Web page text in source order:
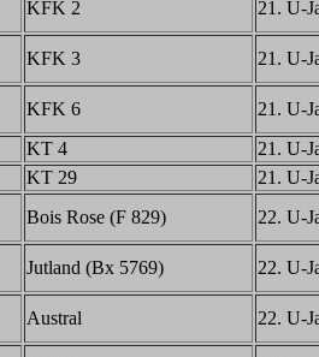
KFK 2 21. U-
KFK 3 21. U-
KFK 6
21. U-
KT 4
21. U-
KT 29
21. U-
Bois Rose (F 829) 22. U-
Jutland (Bx 5769) 22. U-
Austral 22. U-